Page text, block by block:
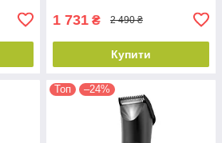
1 731 ₴ 2 490 ₴
Купити
Топ –24%